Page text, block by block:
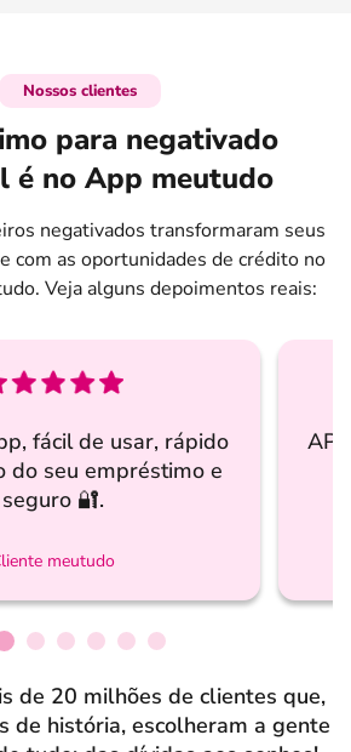
Nossos clientes
para negativado
é no App meutudo
negativados transformaram seus
com as oportunidades de crédito no
Veja alguns depoimentos reais:
fácil de usar, rápido
do seu empréstimo e
seguro 🔐.
meutudo
de 20 milhões de clientes que,
de história, escolheram a gente